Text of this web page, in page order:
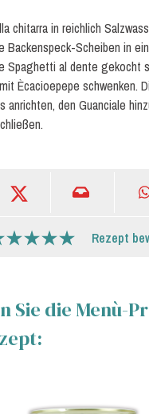
chitarra in reichlich
Backenspeck-Scheiben in
Spaghetti al dente gekocht
Ècacioepepe schwenken.
anrichten, den Guanciale
Rezept
Sie die Menù-